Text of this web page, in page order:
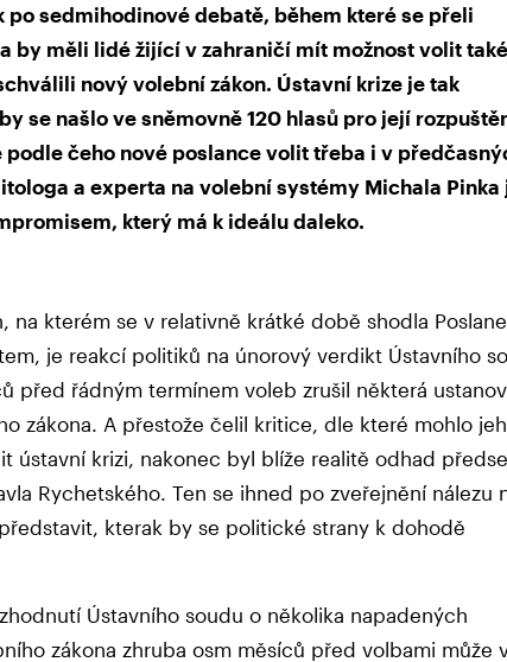
po sedmihodinové debatě, během které se přeli
by měli lidé žijící v zahraničí mít možnost volit také
nový volební zákon. Ústavní krize je tak
se našlo ve sněmovně 120 hlasů pro její
podle čeho nové poslance volit třeba i v
a experta na volební systémy Michala Pinka
který má k ideálu daleko.
na kterém se v relativně krátké době shodla
je reakcí politiků na únorový verdikt Ústavního
před řádným termínem voleb zrušil některá
zákona. A přestože čelil kritice, dle které mohlo
ústavní krizi, nakonec byl blíže realitě odhad
Rychetského. Ten se ihned po zveřejnění nálezu
kterak by se politické strany k dohodě
Ústavního soudu o několika napadených
zákona zhruba osm měsíců před volbami může